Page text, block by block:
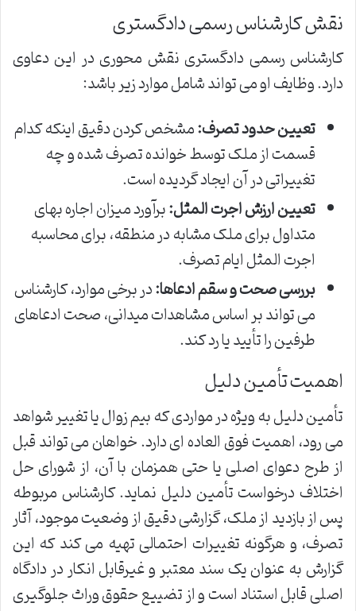
نقش کارشناس رسمی دادگستری
کارشناس رسمی دادگستری نقش محوری در این دعاوی
دارد. وظایف او می تواند شامل موارد زیر باشد:
تعیین حدود تصرف:مشخص کردن دقیق اینکه کدام
قسمت از ملک توسط خوانده تصرف شده و چه
تغییراتی در آن ایجاد گردیده است.
تعیین ارزش اجرت المثل:برآورد میزان اجاره بهای
متداول برای ملک مشابه در منطقه، برای محاسبه
اجرت المثل ایام تصرف.
بررسی صحت و سقم ادعاها:در برخی موارد، کارشناس
می تواند بر اساس مشاهدات میدانی، صحت ادعاهای
طرفین را تأیید یا رد کند.
اهمیت تأمین دلیل
تأمین دلیل به ویژه در مواردی که بیم زوال یا تغییر شواهد
می رود، اهمیت فوق العاده ای دارد. خواهان می تواند قبل
از طرح دعوای اصلی یا حتی همزمان با آن، از شورای حل
اختلاف درخواست تأمین دلیل نماید. کارشناس مربوطه
پس از بازدید از ملک، گزارشی دقیق از وضعیت موجود، آثار
تصرف، و هرگونه تغییرات احتمالی تهیه می کند که این
گزارش به عنوان یک سند معتبر و غیرقابل انکار در دادگاه
اصلی قابل استناد است و از تضییع حقوق وراث جلوگیری